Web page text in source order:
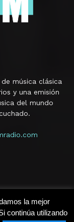
música clásica
y una emisión
del mundo
la mejor
continúa utilizando